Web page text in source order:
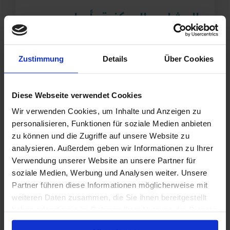
Zustimmung Details Über Cookies
Diese Webseite verwendet Cookies
Wir verwenden Cookies, um Inhalte und Anzeigen zu
personalisieren, Funktionen für soziale Medien anbieten
zu können und die Zugriffe auf unsere Website zu
analysieren. Außerdem geben wir Informationen zu Ihrer
Verwendung unserer Website an unsere Partner für
soziale Medien, Werbung und Analysen weiter. Unsere
Partner führen diese Informationen möglicherweise mit
weiteren Daten zusammen, die Sie ihnen bereitgestellt
gesammelt haben.
المشاريع السكنية، أساس
الحياة الكريمة
أنجزت مؤسسة العين 13 مجمعاً سكنياً في
العراق، وفرت من خلالها مساكن آمنة تمنح
€1.200 مواد بناء
€6.000 مراحل متقدمة من الإنشاء
€12.000 مساهمة رئيسية في بناء وحدة
سكنية